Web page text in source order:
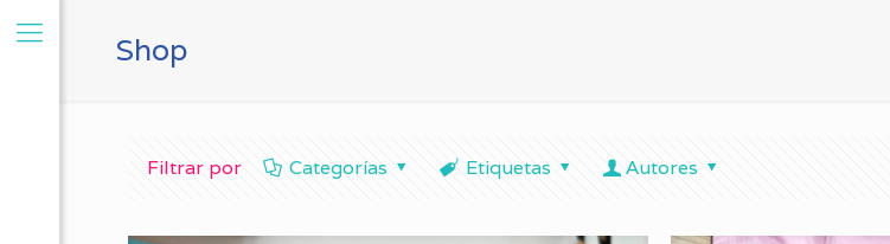
Shop
Filtrar por Categorías Etiquetas Autores